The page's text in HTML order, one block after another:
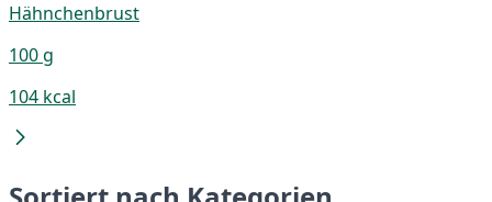
Hähnchenbrust
100 g
104 kcal